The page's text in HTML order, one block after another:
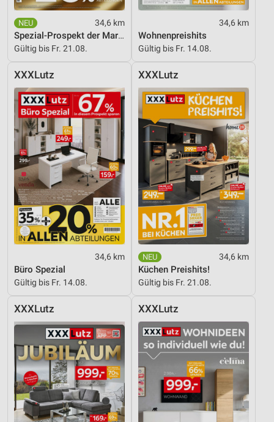
34,6 km
Spezial-Prospekt der Marken
Gültig bis Fr. 21.08.
34,6 km
Wohnenpreishits
Gültig bis Fr. 14.08.
XXXLutz
34,6 km
Büro Spezial
Gültig bis Fr. 14.08.
XXXLutz
34,6 km
Küchen Preishits!
Gültig bis Fr. 21.08.
XXXLutz XXXLutz